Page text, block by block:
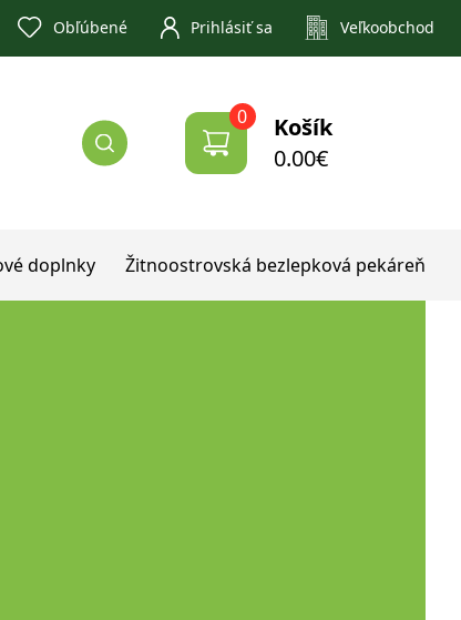
Obľúbené Prihlásiť sa Veľkoobchod
0
Košík
0.00€
doplnky Žitnoostrovská bezlepková pekáreň